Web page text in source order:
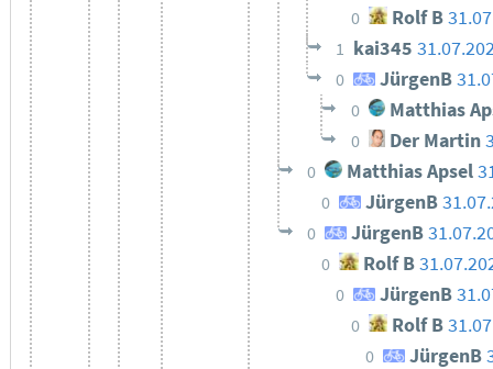
0 Rolf B
1 kai345
0 JürgenB
0 Matthias
0 Der Martin
0 Matthias Apsel
0 JürgenB
0 JürgenB
0 Rolf B
0 JürgenB
0 Rolf B
0 JürgenB